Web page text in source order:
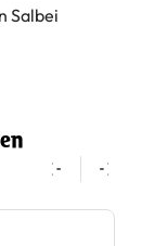
Salbei